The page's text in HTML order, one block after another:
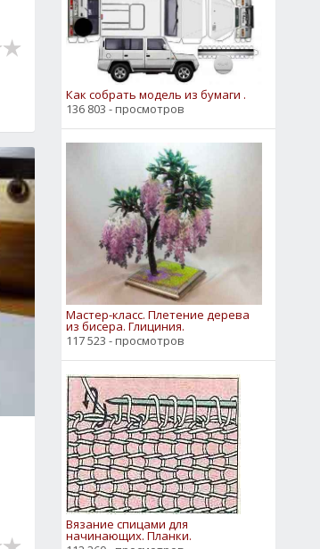
Как собрать модель из бумаги .
136 803 - просмотров
Мастер-класс. Плетение дерева
из бисера. Глициния.
117 523 - просмотров
Вязание спицами для
начинающих. Планки.